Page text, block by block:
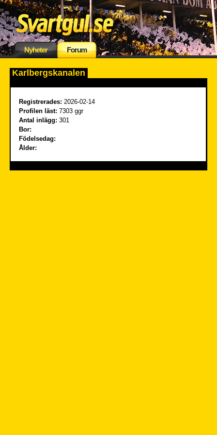
Nyheter Forum
Karlbergskanalen
Registrerades: 2026-02-14
Profilen läst: 7303 ggr
Antal inlägg: 301
Bor:
Födelsedag:
Ålder: